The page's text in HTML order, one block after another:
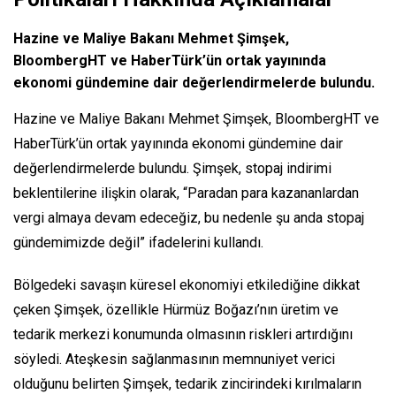
Hazine ve Maliye Bakanı Mehmet Şimşek,
BloombergHT ve HaberTürk’ün ortak yayınında
ekonomi gündemine dair değerlendirmelerde bulundu.
Hazine ve Maliye Bakanı Mehmet Şimşek, BloombergHT ve
HaberTürk’ün ortak yayınında ekonomi gündemine dair
değerlendirmelerde bulundu. Şimşek, stopaj indirimi
beklentilerine ilişkin olarak, “Paradan para kazananlardan
vergi almaya devam edeceğiz, bu nedenle şu anda stopaj
gündemimizde değil” ifadelerini kullandı.
Bölgedeki savaşın küresel ekonomiyi etkilediğine dikkat
çeken Şimşek, özellikle Hürmüz Boğazı’nın üretim ve
tedarik merkezi konumunda olmasının riskleri artırdığını
söyledi. Ateşkesin sağlanmasının memnuniyet verici
olduğunu belirten Şimşek, tedarik zincirindeki kırılmaların